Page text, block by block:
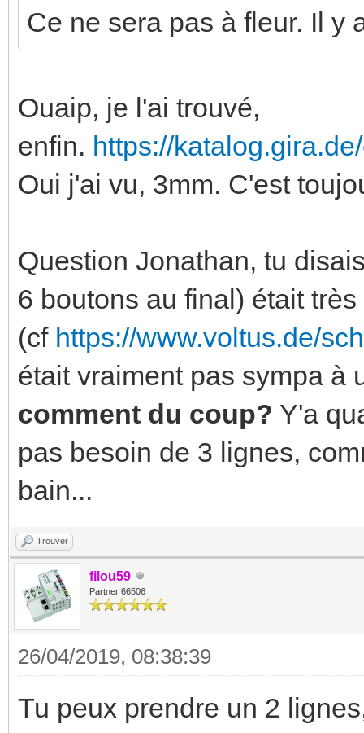
Ce ne sera pas à fleur. Il y
Ouaip, je l'ai trouvé,
enfin. https://
Oui j'ai vu, 3mm. C'est
Question Jonathan, tu
6 boutons au final) était
(cf https://www.voltus.de/
était vraiment pas sympa à
comment du coup? Y'a
pas besoin de 3 lignes,
bain...
Trouver
filou59
Partner 66506
26/04/2019, 08:38:39
Tu peux prendre un 2